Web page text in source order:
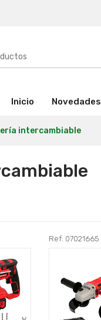
Inicio (activo)Novedades
intercambiable
Ref: 07021665